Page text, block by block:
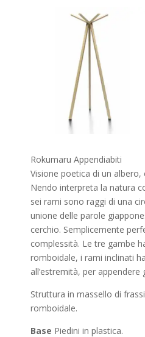
Rokumaru Appendiabiti
Visione poetica di un albero,
Nendo interpreta la natura
sei rami sono raggi di una
unione delle parole
cerchio. Semplicemente
complessità. Le tre gambe
romboidale, i rami inclinati
all’estremità, per appendere
Struttura in massello di
romboidale.
Base Piedini in plastica.